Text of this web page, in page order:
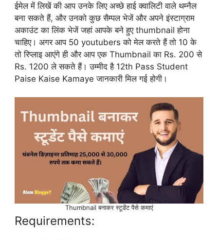
ईमेल में लिखें की आप उनके लिए अच्छे हाई क्वालिटी वाले थम्नैल
बना सकते हैं, और उनको कुछ सैम्पल भेजें और अपने इंस्टाग्राम
अकाउंट का लिंक भेजें जहां आपके बने हुए thumbnail होना
चाहिए। अगर आप 50 youtubers को मेल करते हैं तो 10 के
तो रिप्लाइ आएंगे ही और आप एक Thumbnail का Rs. 200 से
Rs. 1200 ले सकते हैं। उम्मीद है 12th Pass Student
Paise Kaise Kamaye जानकारी मिल गई होगी।
Thumbnail बनाकर स्टूडेंट पैसे कमाएं
Requirements: